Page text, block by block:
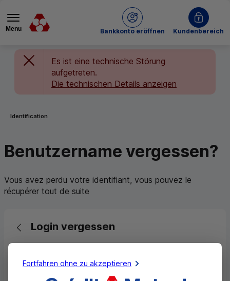
Menu Bankkonto eröffnen
bei Crédit MutuelKundenbereich
Es ist eine technische Störung
aufgetreten.
Die technischen Details anzeigen
Identification
Benutzername vergessen?
Vous avez perdu votre identifiant, vous pouvez le
récupérer tout de suite
Abbrechen
Login vergessen
Fortfahren ohne zu akzeptieren